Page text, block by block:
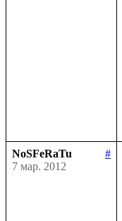
NoSFeRaTu
#
7 мар. 2012